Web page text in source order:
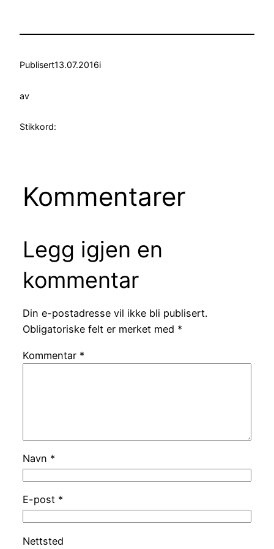
Publisert13.07.2016i
av
Stikkord:
Kommentarer
Legg igjen en
kommentar
Din e-postadresse vil ikke bli publisert.
Obligatoriske felt er merket med *
Kommentar *
Navn *
E-post *
Nettsted